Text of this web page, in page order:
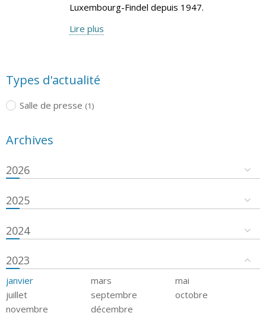
Luxembourg-Findel depuis 1947.
Lire plus
Types d'actualité
Salle de presse (1)
Archives
2026
2025
2024
2023
janvier mars
mai
juillet
septembre
octobre
novembre
décembre